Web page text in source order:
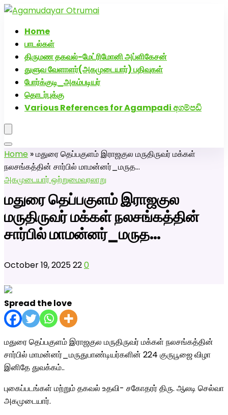
Home
பாடல்கள்
திருமண தகவல்-மேட்ரிமோனி அப்ளிகேசன்
துளுவ வேளாளர்(அகமுடையார்) பதிவுகள்
போர்க்குடி_அகம்படியர்
தொடர்புக்கு
Various References for Agampadi අගම්පඩි
Home »மதுரை தெப்பகுளம் இராஜகுல மருதிருவர் மக்கள்
நலசங்கத்தின் சார்பில் மாமன்னர்_மருத…
அகமுடையார் ஒற்றுமைவரலாறு
மதுரை தெப்பகுளம் இராஜகுல
மருதிருவர் மக்கள் நலசங்கத்தின்
சார்பில் மாமன்னர்_மருத…
October 19, 2025220
Spread the love
மதுரை தெப்பகுளம் இராஜகுல மருதிருவர் மக்கள் நலசங்கத்தின்
சார்பில் மாமன்னர்_மருதுபாண்டியர்களின் 224 குருபூஜை விழா
இனிதே துவக்கம்..
புகைப்படங்கள் மற்றும் தகவல் உதவி- சகோதரர் திரு. ஆலடி செல்வா
அகமுடையார்.
அகமுடையார் திருமண வரன்களுக்கு அகமுடையார்மேட்ரி-பெண்